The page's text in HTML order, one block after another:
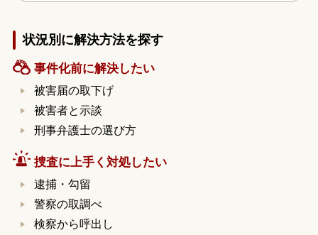
状況別に解決方法を探す
事件化前に解決したい
被害届の取下げ
被害者と示談
刑事弁護士の選び方
捜査に上手く対処したい
逮捕・勾留
警察の取調べ
検察から呼出し